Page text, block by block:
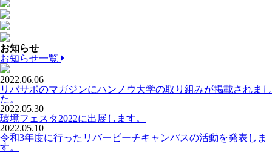
お知らせ
お知らせ一覧
2022.06.06
リバサポのマガジンにハンノウ大学の取り組みが掲載されまし
た。
2022.05.30
環境フェスタ2022に出展します。
2022.05.10
令和3年度に行ったリバービーチキャンパスの活動を発表しま
す。